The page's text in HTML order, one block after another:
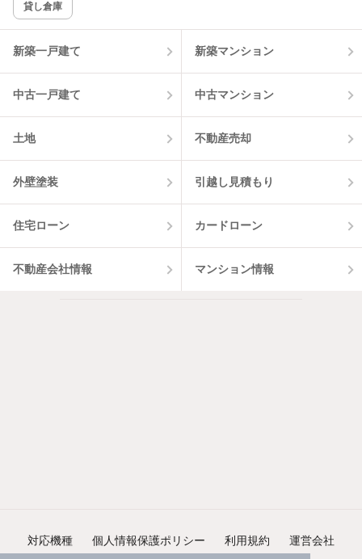
該当件数:
物件一覧に反映
貸し倉庫
新築一戸建て 新築マンション
中古一戸建て 中古マンション
土地 不動産売却
外壁塗装 引越し見積もり
住宅ローン カードローン
不動産会社情報 マンション情報
対応機種 個人情報保護ポリシー 利用規約 運営会社